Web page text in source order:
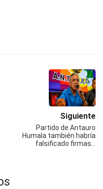
Siguiente
Partido de Antauro
Humala también habría
falsificado firmas…